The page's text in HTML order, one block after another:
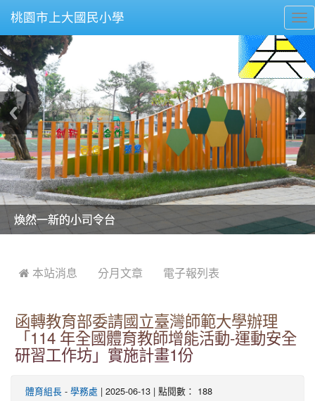
桃園市上大國民小學
美麗的操場是我們活力的來源
美麗的操場是我們活力的來源
煥然一新的小司令台
煥然一新的小司令台
富含桃園埤塘田園風光意象的中廊
富含桃園埤塘田園風光意象的中廊
嶄新的中庭廣場
嶄新的中庭廣場
水生池生生不息
水生池生生不息
 本站消息 分月文章 電子報列表
函轉教育部委請國立臺灣師範大學辦理
「114 年全國體育教師增能活動-運動安全
研習工作坊」實施計畫1份
體育組長 - 學務處 | 2025-06-13 | 點閱數： 188